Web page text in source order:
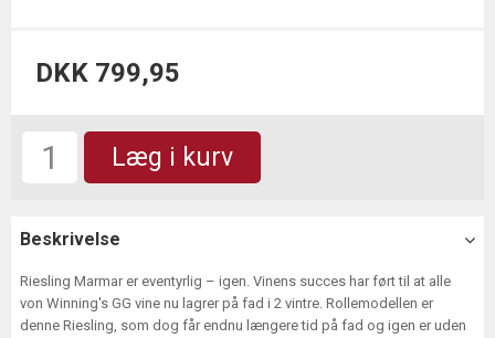
DKK 799,95
Læg i kurv
Beskrivelse
Riesling Marmar er eventyrlig – igen. Vinens succes har ført til at alle
von Winning's GG vine nu lagrer på fad i 2 vintre. Rollemodellen er
denne Riesling, som dog får endnu længere tid på fad og igen er uden